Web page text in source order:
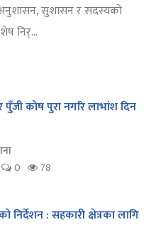
अनुशासन, सुशासन र सदस्यको
निर्...
कोष पुरा नगरि लाभांश दिन
0 78
निर्देशन : सहकारी क्षेत्रका लागि